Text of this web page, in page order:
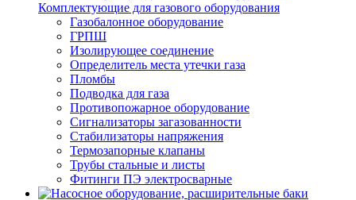
Комплектующие для газового оборудования
Газобалонное оборудование
ГРПШ
Изолирующее соединение
Определитель места утечки газа
Пломбы
Подводка для газа
Противопожарное оборудование
Сигнализаторы загазованности
Стабилизаторы напряжения
Термозапорные клапаны
Трубы стальные и листы
Фитинги ПЭ электросварные